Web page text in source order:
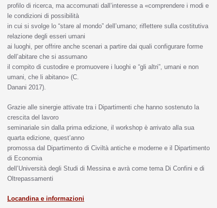
profilo di ricerca, ma accomunati dall’interesse a «comprendere i modi e
le condizioni di possibilità
in cui si svolge lo “stare al mondo” dell’umano; riflettere sulla costitutiva
relazione degli esseri umani
ai luoghi, per offrire anche scenari a partire dai quali configurare forme
dell’abitare che si assumano
il compito di custodire e promuovere i luoghi e “gli altri”, umani e non
umani, che li abitano» (C.
Danani 2017).
Grazie alle sinergie attivate tra i Dipartimenti che hanno sostenuto la
crescita del lavoro
seminariale sin dalla prima edizione, il workshop è arrivato alla sua
quarta edizione, quest’anno
promossa dal Dipartimento di Civiltà antiche e moderne e il Dipartimento
di Economia
dell’Università degli Studi di Messina e avrà come tema Di Confini e di
Oltrepassamenti
Locandina e informazioni